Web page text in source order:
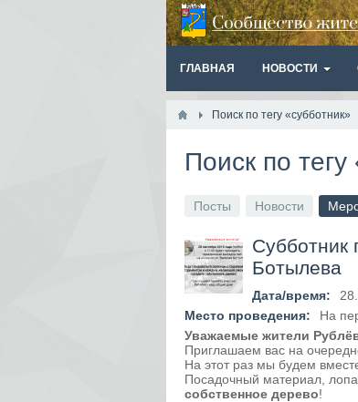
ГЛАВНАЯ НОВОСТИ
Поиск по тегу «субботник»
Поиск по тегу
Посты Новости
Субботник
Ботылева
Дата/время:
Место проведения:
На
Уважаемые жители
Приглашаем вас на
На этот раз мы будем
Посадочный материал,
собственное дерево!